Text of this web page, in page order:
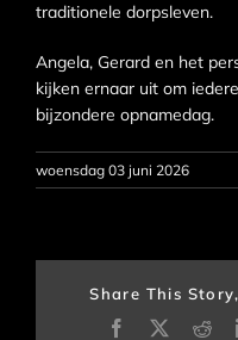
traditionele dorpsleven.
Angela, Gerard en het
kijken ernaar uit om
bijzondere opnamedag.
woensdag 03 juni 2026
Share This
Facebook
X